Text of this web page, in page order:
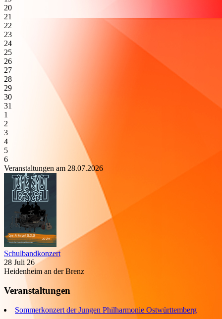
20
21
22
23
24
25
26
27
28
29
30
31
1
2
3
4
5
6
Veranstaltungen am 28.07.2026
Schulbandkonzert
28 Juli 26
Heidenheim an der Brenz
Veranstaltungen
Sommerkonzert der Jungen Philharmonie Ostwürttemberg